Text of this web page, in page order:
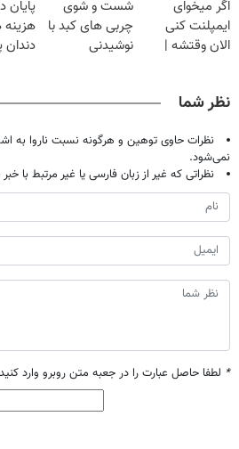
(تخفیف تا
امشب)
اگر میخوای
ایمپلنت کنی
الان وقتشه |
شست و شوی
چربی های کبد با
نوشیدنی
پایان
دندان
نظر شما
نظرات حاوی توهین و هرگونه نسبت ناروا
نمی‌شود.
نظراتی که غیر از زبان فارسی یا غیر مرتبط با
* لطفا حاصل عبارت را در جعبه متن روبرو وارد کنید